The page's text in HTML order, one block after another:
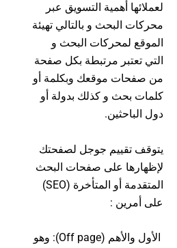
لعملائها أهمية التسويق عبر
محركات البحث و بالتالي تهيئة
الموقع لمحركات البحث و
التي تعتبر مرتبطة بكل صفحة
من صفحات موقعك وبكلمة أو
كلمات بحث و كذلك بدولة أو
دول الباحثين.
يتوقف تقييم جوجل لصفحتك
لإظهارها على صفحات البحث
المتقدمة أو المتأخرة (SEO)
على أمرين :
الأول والأهم (Off page): وهو